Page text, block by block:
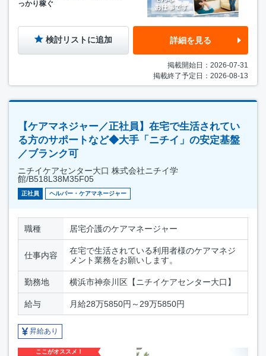
っかり稼ぐ
検討リストに追加 詳細を見る
掲載開始日：2026-07-31
掲載終了予定日：2026-08-13
【ケアマネジャー／正社員】在宅で生活されてい
る方のサポートなど◆大手「ニチイ」の安定基盤
／ブランク可
ニチイケアセンター大口 株式会社ニチイ学
館/B518L38M35F05
正社員 ヘルパー・ケアマネージャー
職種 居宅介護のケアマネージャー
仕事内容
在宅で生活されている利用者様のケアマネジ
メント業務をお願いします。
勤務地 横浜市神奈川区【ニチイケアセンター大口】
給与 月給28万5850円～29万5850円
昇給あり
ここがオススメ！